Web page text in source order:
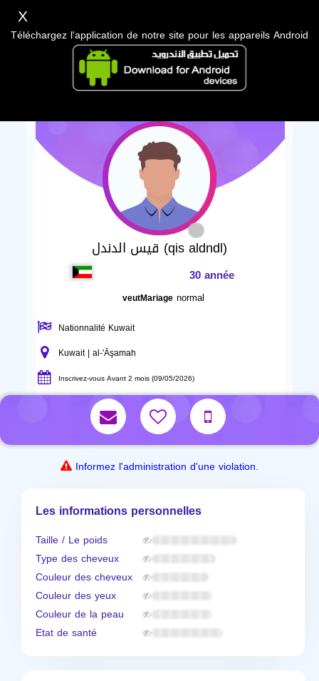
قيس الدندل (qis aldndl)
30 année
veutMariage normal
Nationnalité Kuwait
Kuwait | al-'Āşamah
Inscrivez-vous Avant 2 mois (09/05/2026)
Informez l'administration d'une violation.
Les informations personnelles
Taille / Le poids
Type des cheveux
Couleur des cheveux
Couleur des yeux
Couleur de la peau
Etat de santé
X
Téléchargez l'application de notre site pour les appareils Android